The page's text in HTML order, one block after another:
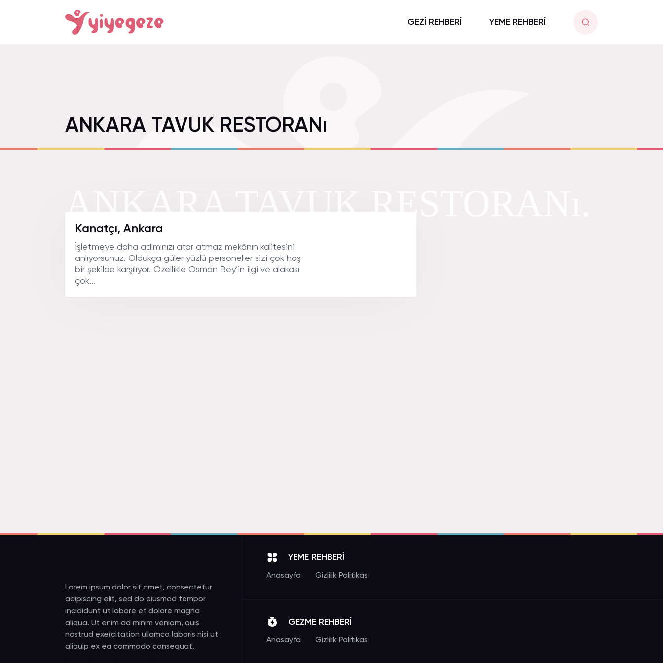
GEZİ REHBERİ YEME REHBERİ
ANKARA TAVUK RESTORANı
Kanatçı, Ankara
İşletmeye daha adımınızı atar atmaz mekânın kalitesini
anlıyorsunuz. Oldukça güler yüzlü personeller sizi çok hoş
bir şekilde karşılıyor. Özellikle Osman Bey’in ilgi ve alakası
çok...
Lorem ipsum dolor sit amet, consectetur
adipiscing elit, sed do eiusmod tempor
incididunt ut labore et dolore magna
aliqua. Ut enim ad minim veniam, quis
nostrud exercitation ullamco laboris nisi ut
aliquip ex ea commodo consequat.
YEME REHBERİ
Anasayfa Gizlilik Politikası
GEZME REHBERİ
Anasayfa Gizlilik Politikası